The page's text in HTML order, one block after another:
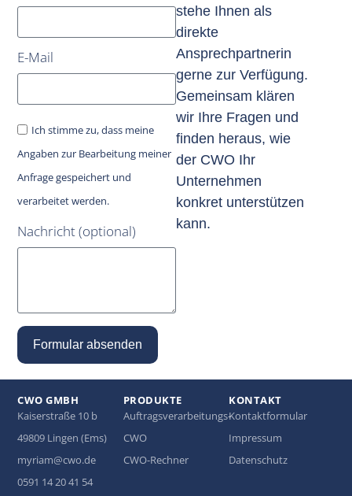
E-Mail
Ich stimme zu, dass meine
Angaben zur Bearbeitung meiner
Anfrage gespeichert und
verarbeitet werden.
Nachricht (optional)
Formular absenden
stehe Ihnen als
direkte
Ansprechpartnerin
gerne zur Verfügung.
Gemeinsam klären
wir Ihre Fragen und
finden heraus, wie
der CWO Ihr
Unternehmen
konkret unterstützen
kann.
CWO GMBH
Kaiserstraße 10 b
49809 Lingen (Ems)
myriam@cwo.de
0591 14 20 41 54
PRODUKTE
Auftragsverarbeitungs-
CWO
CWO-Rechner
KONTAKT
Kontaktformular
Impressum
Datenschutz